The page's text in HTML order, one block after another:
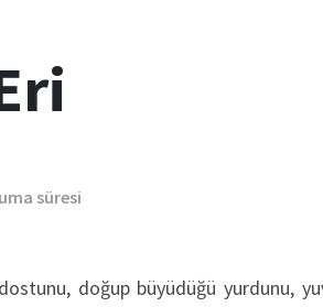
süresi
doğup büyüdüğü yurdunu,